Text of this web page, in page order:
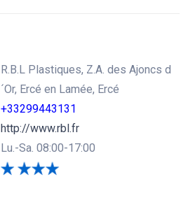
R.B.L Plastiques, Z.A. des Ajoncs d
´Or, Ercé en Lamée, Ercé
+33299443131
http://www.rbl.fr
Lu.-Sa. 08:00-17:00